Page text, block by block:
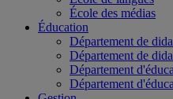
École des médias
Éducation
Département de
Département de
Département
Département